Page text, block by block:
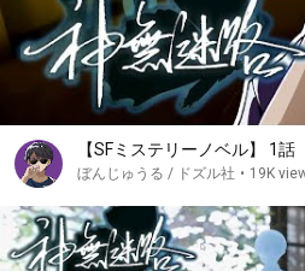
【SFミステリーノベル】 1話
ぼんじゅうる / ドズル社 • 19K